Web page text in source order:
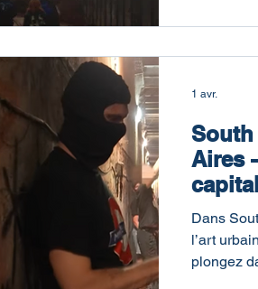
laisser
Aires
Dans
l’art
plongez
1 avr.